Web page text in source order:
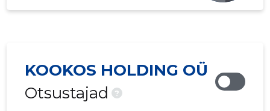
KOOKOS HOLDING OÜ
Otsustajad
?